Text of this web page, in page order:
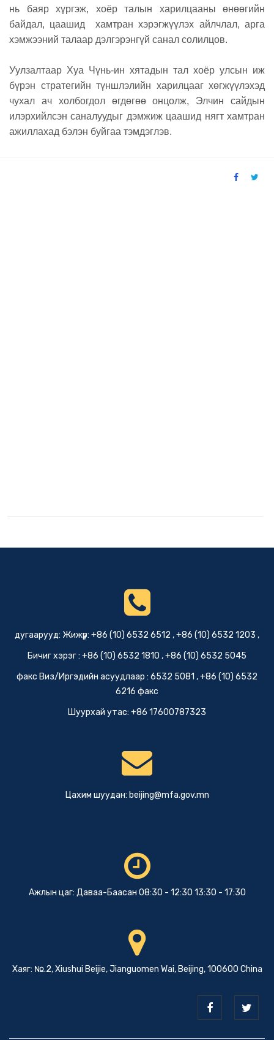
нь баяр хүргэж, хоёр талын харилцааны өнөөгийн
байдал, цаашид хамтран хэрэгжүүлэх айлчлал, арга
хэмжээний талаар дэлгэрэнгүй санал солилцов.
Уулзалтаар Хуа Чүнь-ин хятадын тал хоёр улсын иж
бүрэн стратегийн түншлэлийн харилцааг хөгжүүлэхэд
чухал ач холбогдол өгдөгөө онцолж, Элчин сайдын
илэрхийлсэн саналуудыг дэмжиж цаашид нягт хамтран
ажиллахад бэлэн буйгаа тэмдэглэв.
дугаарууд: Жижүүр: +86 (10) 6532 6512 , +86 (10) 6532 1203 ,
Бичиг хэрэг : +86 (10) 6532 1810 , +86 (10) 6532 5045
факс Виз/Иргэдийн асуудлаар : 6532 5081 , +86 (10) 6532
6216 факс
Шуурхай утас: +86 17600787323
Цахим шуудан: beijing@mfa.gov.mn
Ажлын цаг: Даваа-Баасан 08:30 - 12:30 13:30 - 17:30
Хаяг: №.2, Xiushui Beijie, Jianguomen Wai, Beijing, 100600 China